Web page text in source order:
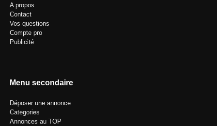
A propos
Contact
Vos questions
Compte pro
Publicité
Menu secondaire
Déposer une annonce
Categories
Annonces au TOP